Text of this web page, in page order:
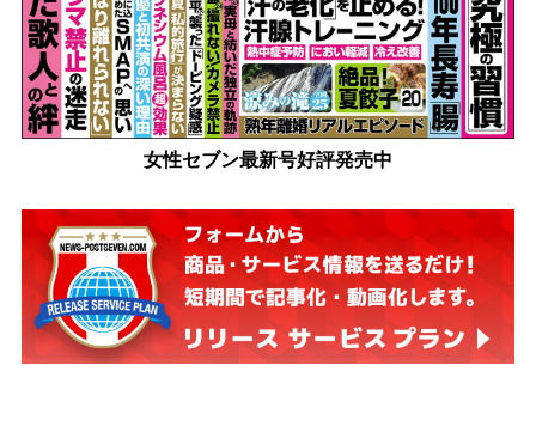
女性セブン最新号好評発売中